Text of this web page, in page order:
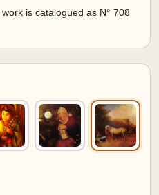
is catalogued as N° 708